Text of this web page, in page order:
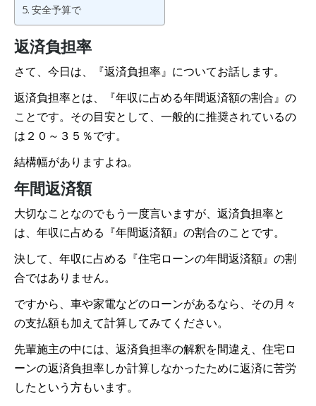
安全予算で
返済負担率
さて、今日は、『返済負担率』についてお話します。
返済負担率とは、『年収に占める年間返済額の割合』の
ことです。その目安として、一般的に推奨されているの
は２０～３５％です。
結構幅がありますよね。
年間返済額
大切なことなのでもう一度言いますが、返済負担率と
は、年収に占める『年間返済額』の割合のことです。
決して、年収に占める『住宅ローンの年間返済額』の割
合ではありません。
ですから、車や家電などのローンがあるなら、その月々
の支払額も加えて計算してみてください。
先輩施主の中には、返済負担率の解釈を間違え、住宅ロ
ーンの返済負担率しか計算しなかったために返済に苦労
したという方もいます。